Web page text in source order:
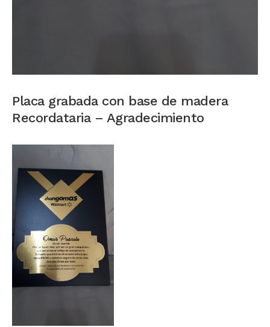
Placa grabada con base de madera
Recordataria – Agradecimiento